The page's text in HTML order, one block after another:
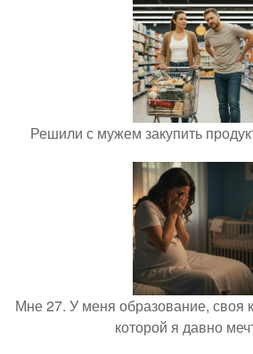
Решили с мужем закупить
Мне 27. У меня образование, своя
которой я давно